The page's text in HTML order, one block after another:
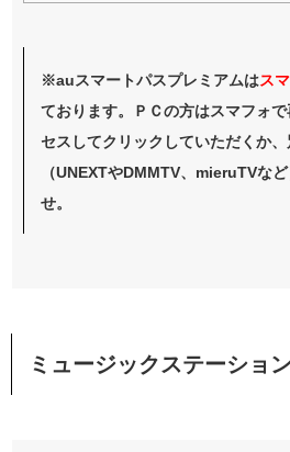
※auスマートパスプレミアムはス
ております。ＰＣの方はスマフォ
セスしてクリックしていただくか
（UNEXTやDMMTV、mieruTVな
せ。
ミュージックステーショ